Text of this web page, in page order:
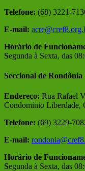
Telefone: (68) 3221-
E-mail:
Horário de
Segunda à Sexta, das
Seccional de Rondônia
Endereço: Rua Rafael
Condomínio Liberdade,
Telefone: (69) 3229-
E-mail:
Horário de
Segunda à Sexta, das